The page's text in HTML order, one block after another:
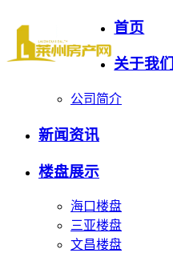
免责声明 首页
关于我们
公司简介
新闻资讯
楼盘展示
海口楼盘
三亚楼盘
文昌楼盘